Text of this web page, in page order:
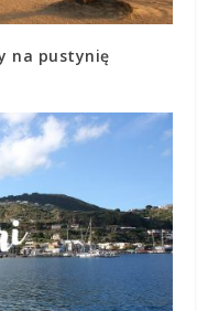
na pustynię